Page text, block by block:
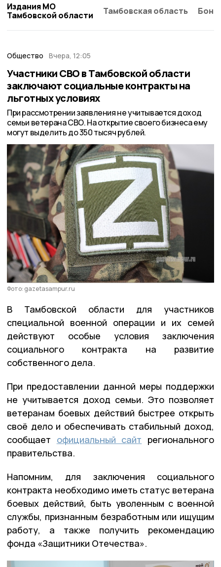
Издания МО
Тамбовской области
Тамбовская область
Общество Вчера, 12:05
Участники СВО в Тамбовской области
заключают социальные контракты на
льготных условиях
При рассмотрении заявления не учитывается доход
семьи ветерана СВО. На открытие своего бизнеса ему
могут выделить до 350 тысяч рублей.
Фото: gazetasampur.ru
В Тамбовской области для участников
специальной военной операции и их семей
действуют особые условия заключения
социального контракта на развитие
собственного дела.
При предоставлении данной меры поддержки
не учитывается доход семьи. Это позволяет
ветеранам боевых действий быстрее открыть
своё дело и обеспечивать стабильный доход,
сообщает официальный сайт регионального
правительства.
Напомним, для заключения социального
контракта необходимо иметь статус ветерана
боевых действий, быть уволенным с военной
службы, признанным безработным или ищущим
работу, а также получить рекомендацию
фонда «Защитники Отечества».